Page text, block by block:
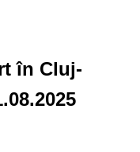
în Cluj-